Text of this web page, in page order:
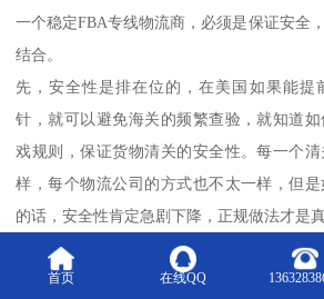
一个稳定FBA专线物流商，必须是保证安全
结合。
先，安全性是排在位的，在美国如果能提
针，就可以避免海关的频繁查验，就知道
戏规则，保证货物清关的安全性。每一个
样，每个物流公司的方式也不太一样，但
的话，安全性肯定急剧下降，正规做法才是
时效性，时效是每家物流公司的生存根本
相成的关系，货量充足，就可以拿到比较
首页 在线QQ